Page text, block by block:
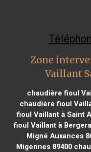
Zone
Vaillant
chaudière fioul
chaudière fioul
fioul Vaillant à Saint
fioul Vaillant à
Migné Auxances
Migennes 89400